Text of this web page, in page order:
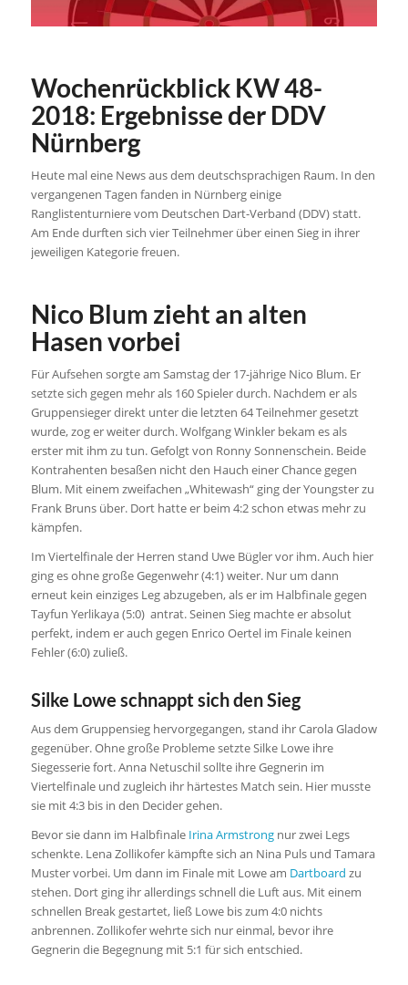
Wochenrückblick KW 48-
2018: Ergebnisse der DDV
Nürnberg
Heute mal eine News aus dem deutschsprachigen Raum. In den
vergangenen Tagen fanden in Nürnberg einige
Ranglistenturniere vom Deutschen Dart-Verband (DDV) statt.
Am Ende durften sich vier Teilnehmer über einen Sieg in ihrer
jeweiligen Kategorie freuen.
Nico Blum zieht an alten
Hasen vorbei
Für Aufsehen sorgte am Samstag der 17-jährige Nico Blum. Er
setzte sich gegen mehr als 160 Spieler durch. Nachdem er als
Gruppensieger direkt unter die letzten 64 Teilnehmer gesetzt
wurde, zog er weiter durch. Wolfgang Winkler bekam es als
erster mit ihm zu tun. Gefolgt von Ronny Sonnenschein. Beide
Kontrahenten besaßen nicht den Hauch einer Chance gegen
Blum. Mit einem zweifachen „Whitewash“ ging der Youngster zu
Frank Bruns über. Dort hatte er beim 4:2 schon etwas mehr zu
kämpfen.
Im Viertelfinale der Herren stand Uwe Bügler vor ihm. Auch hier
ging es ohne große Gegenwehr (4:1) weiter. Nur um dann
erneut kein einziges Leg abzugeben, als er im Halbfinale gegen
Tayfun Yerlikaya (5:0) antrat. Seinen Sieg machte er absolut
perfekt, indem er auch gegen Enrico Oertel im Finale keinen
Fehler (6:0) zuließ.
Silke Lowe schnappt sich den Sieg
Aus dem Gruppensieg hervorgegangen, stand ihr Carola Gladow
gegenüber. Ohne große Probleme setzte Silke Lowe ihre
Siegesserie fort. Anna Netuschil sollte ihre Gegnerin im
Viertelfinale und zugleich ihr härtestes Match sein. Hier musste
sie mit 4:3 bis in den Decider gehen.
Bevor sie dann im Halbfinale Irina Armstrongnur zwei Legs
schenkte. Lena Zollikofer kämpfte sich an Nina Puls und Tamara
Muster vorbei. Um dann im Finale mit Lowe am Dartboard zu
stehen. Dort ging ihr allerdings schnell die Luft aus. Mit einem
schnellen Break gestartet, ließ Lowe bis zum 4:0 nichts
anbrennen. Zollikofer wehrte sich nur einmal, bevor ihre
Gegnerin die Begegnung mit 5:1 für sich entschied.